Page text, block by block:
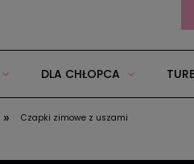
DLA CHŁOPCA
ZIMA 2025
» Czapki zimowe z uszami